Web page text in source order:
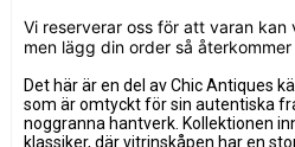
Vi reserverar oss för att varan kan
men lägg din order så
Det här är en del av Chic Antiques
som är omtyckt för sin autentiska
noggranna hantverk. Kollektionen
klassiker, där vitrinskåpen har en